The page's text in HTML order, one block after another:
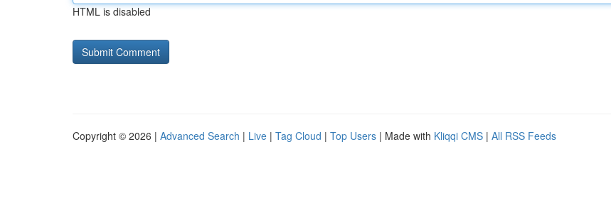
HTML is disabled
Copyright © 2026 | Advanced Search | Live | Tag Cloud | Top Users | Made with Kliqqi CMS | All RSS Feeds